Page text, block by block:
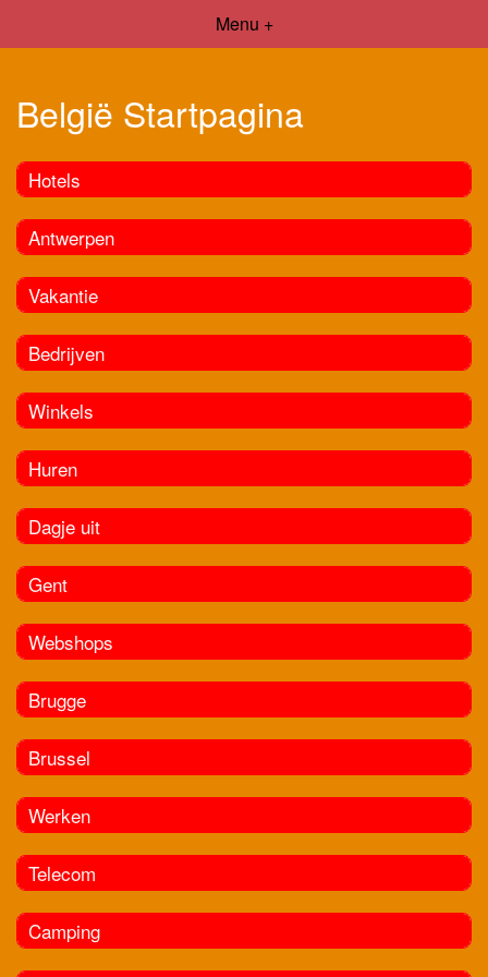
Menu +
België Startpagina
Hotels
Antwerpen
Vakantie
Bedrijven
Winkels
Huren
Dagje uit
Gent
Webshops
Brugge
Brussel
Werken
Telecom
Camping